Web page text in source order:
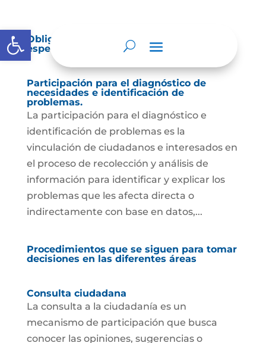
Abrir barra de herramientas
Obligación de reporte de información
específica por parte de la entidad
Participación para el diagnóstico de
necesidades e identificación de
problemas.
La participación para el diagnóstico e
identificación de problemas es la
vinculación de ciudadanos e interesados en
el proceso de recolección y análisis de
información para identificar y explicar los
problemas que les afecta directa o
indirectamente con base en datos,...
Procedimientos que se siguen para tomar
decisiones en las diferentes áreas
Consulta ciudadana
La consulta a la ciudadanía es un
mecanismo de participación que busca
conocer las opiniones, sugerencias o